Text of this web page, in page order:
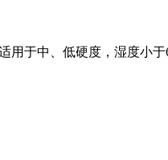
于中、低硬度，湿度小